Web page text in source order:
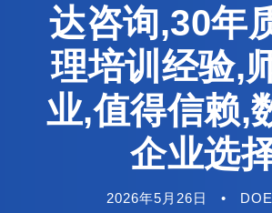
达咨询,30年
理培训经验,
业,值得信赖,
企业选
2026年5月26日 •